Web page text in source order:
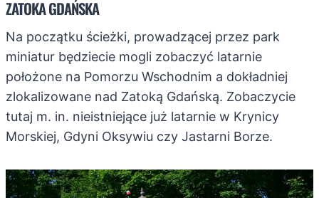
ZATOKA GDAŃSKA
Na początku ścieżki, prowadzącej przez park
miniatur będziecie mogli zobaczyć latarnie
położone na Pomorzu Wschodnim a dokładniej
zlokalizowane nad Zatoką Gdańską. Zobaczycie
tutaj m. in. nieistniejące już latarnie w Krynicy
Morskiej, Gdyni Oksywiu czy Jastarni Borze.